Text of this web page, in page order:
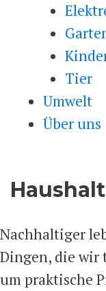
Tier
Umwelt
Über uns
Nachhaltiger
Dingen, die wir
um praktische